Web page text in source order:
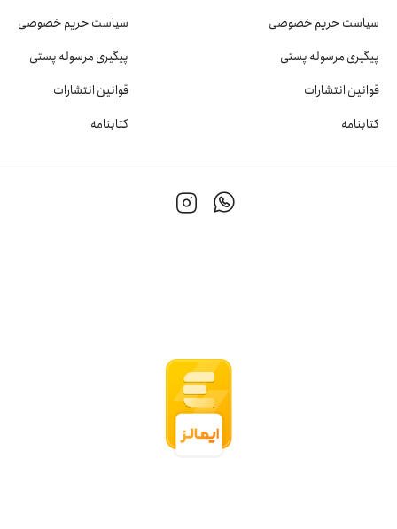
سیاست حریم خصوصی
پیگیری مرسوله پستی
قوانین انتشارات
کتابنامه
سیاست حریم خصوصی
پیگیری مرسوله پستی
قوانین انتشارات
کتابنامه